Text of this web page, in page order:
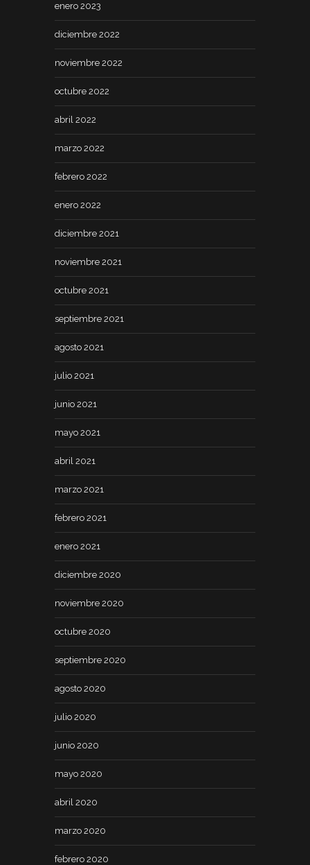
enero 2023
diciembre 2022
noviembre 2022
octubre 2022
abril 2022
marzo 2022
febrero 2022
enero 2022
diciembre 2021
noviembre 2021
octubre 2021
septiembre 2021
agosto 2021
julio 2021
junio 2021
mayo 2021
abril 2021
marzo 2021
febrero 2021
enero 2021
diciembre 2020
noviembre 2020
octubre 2020
septiembre 2020
agosto 2020
julio 2020
junio 2020
mayo 2020
abril 2020
marzo 2020
febrero 2020